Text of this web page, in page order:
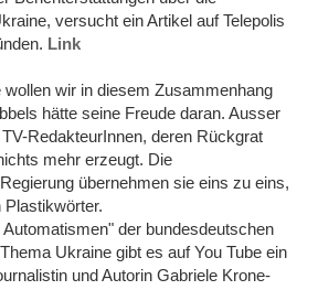
versucht ein Artikel auf Telepolis
Link
wir in diesem Zusammenhang
hätte seine Freude daran. Ausser
RedakteurInnen, deren Rückgrat
mehr erzeugt. Die
übernehmen sie eins zu eins,
Plastikwörter.
der bundesdeutschen
Ukraine gibt es auf You Tube ein
und Autorin Gabriele Krone-